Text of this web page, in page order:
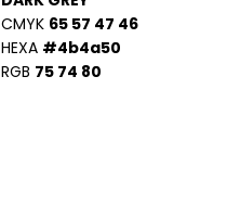
CMYK 65 57 47 46
HEXA #4b4a50
RGB 75 74 80